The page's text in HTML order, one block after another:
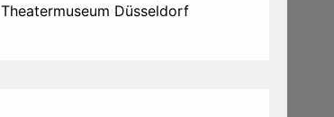
Theatermuseum Düsseldorf